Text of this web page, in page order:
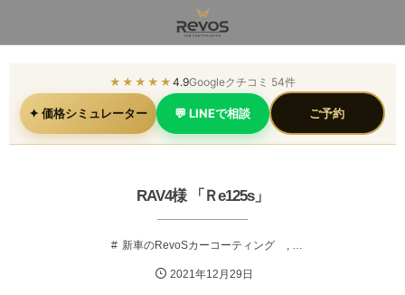
★★★★★ 4.9Googleクチコミ 54件
✦ 価格シミュレーター 💬 LINEで相談 ご予約
RAV4様 「Ｒe125s」
新車のRevoSカーコーティング
2021年12月29日